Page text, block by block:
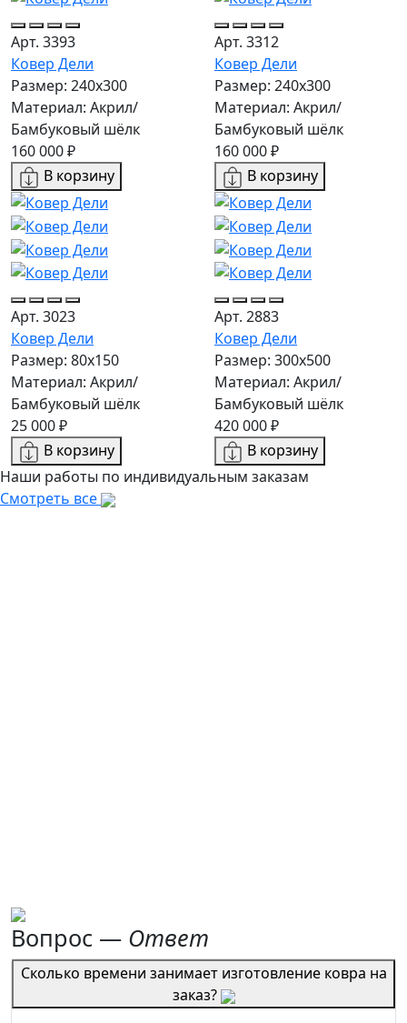
Арт. 3393
Ковер Дели
Размер: 240х300
Материал: Акрил/
Бамбуковый шёлк
160 000 ₽
В корзину
Арт. 3312
Ковер Дели
Размер: 240х300
Материал: Акрил/
Бамбуковый шёлк
160 000 ₽
В корзину
Арт. 3023
Ковер Дели
Размер: 80x150
Материал: Акрил/
Бамбуковый шёлк
25 000 ₽
В корзину
Арт. 2883
Ковер Дели
Размер: 300х500
Материал: Акрил/
Бамбуковый шёлк
420 000 ₽
В корзину
Наши работы по индивидуальным заказам
Смотреть все
Вопрос — Ответ
Сколько времени занимает изготовление ковра на
заказ?